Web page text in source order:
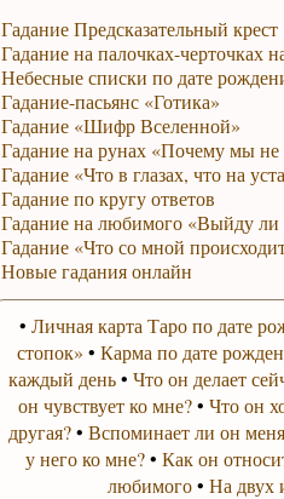
Гадание Предсказательный крест
Гадание на палочках-черточках
Небесные списки по дате
Гадание-пасьянс «Готика»
Гадание «Шифр Вселенной»
Гадание на рунах «Почему мы не
Гадание «Что в глазах, что на
Гадание по кругу ответов
Гадание на любимого «Выйду ли
Гадание «Что со мной
Новые гадания онлайн
• Личная карта Таро по дате
стопок» • Карма по дате
каждый день• Что он делает
он чувствует ко мне?• Что он
другая?• Вспоминает ли он
у него ко мне?• Как он
любимого• На двух